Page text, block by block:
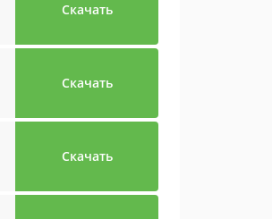
Скачать
Скачать
Скачать